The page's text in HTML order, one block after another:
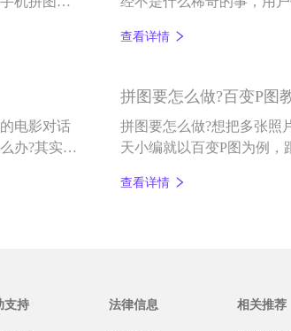
很简单。
查看详情
电影对话
办?其实拼
拼图要怎么做?百变P图
拼图要怎么做?想把多张照
天小编就以百变P图为例，
查看详情
支持 法律信息 相关推荐